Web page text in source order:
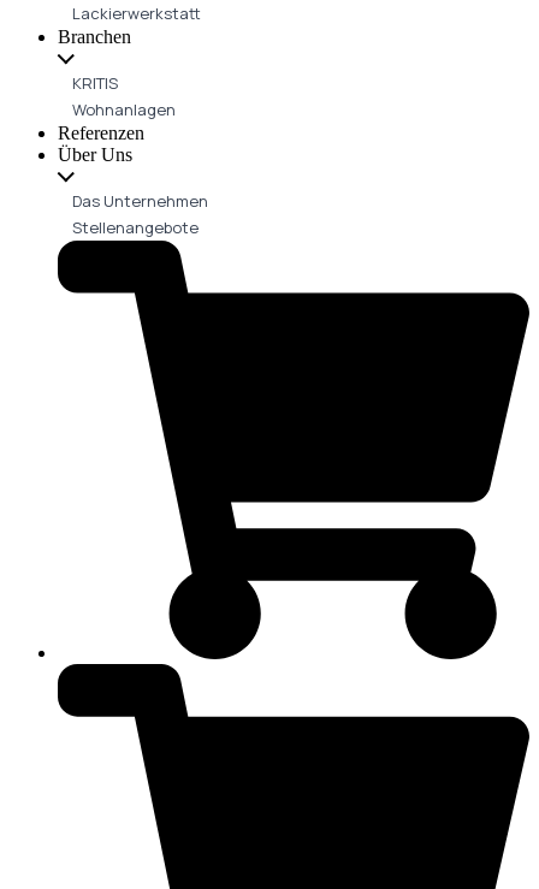
Lackierwerkstatt
Branchen
KRITIS
Wohnanlagen
Referenzen
Über Uns
Das Unternehmen
Stellenangebote